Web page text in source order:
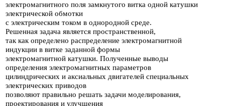
электромагнитного поля замкнутого витка одной катушки
элек­трической обмотки
с электрическим током в однородной среде.
Решенная задача является пространственной,
так как определено распределение элек­тромагнитной
индукции в витке заданной формы
электромагнитной катушки. Полученные выводы
определения электромагнитных параметров
цилиндри­ческих и аксиальных двигателей специальных
электрических приводов
позво­ляют правильно решать задачи моделирования,
проектирования и улучшения